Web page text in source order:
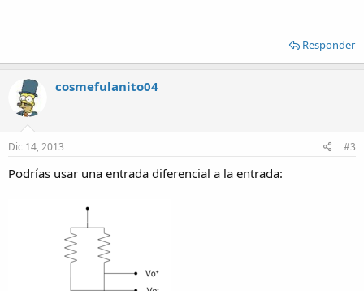
Responder
cosmefulanito04
Dic 14, 2013 #3
Podrías usar una entrada diferencial a la entrada: